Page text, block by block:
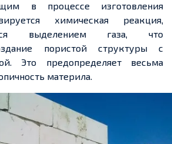
в процессе изготовления
химическая реакция,
выделением газа, что
пористой структуры с
Это предопределяет весьма
материла.